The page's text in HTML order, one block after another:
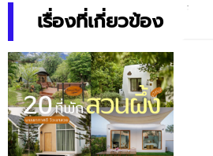
เรื่องที่เกี่ยวข้อง